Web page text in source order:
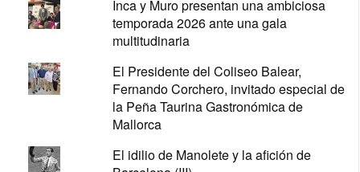
Inca y Muro presentan una ambiciosa
temporada 2026 ante una gala
multitudinaria
El Presidente del Coliseo Balear,
Fernando Corchero, invitado especial de
la Peña Taurina Gastronómica de
Mallorca
El idilio de Manolete y la afición de